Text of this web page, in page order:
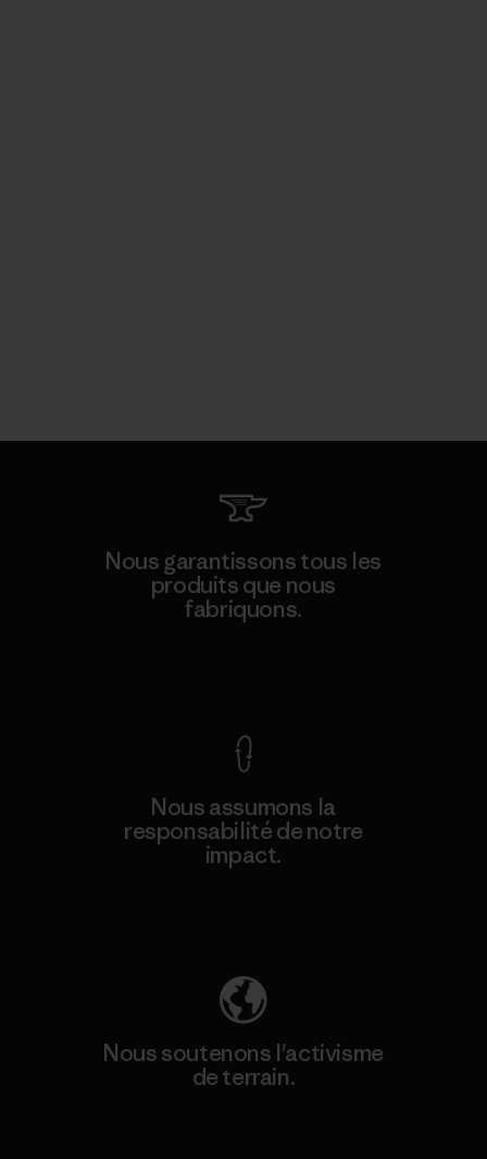
Nous garantissons tous les
produits que nous
fabriquons.
Nous assumons la
responsabilité de notre
impact.
Nous soutenons l'activisme
de terrain.